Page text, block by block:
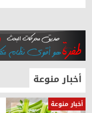
أخبار منوعة
أخبار منوعة